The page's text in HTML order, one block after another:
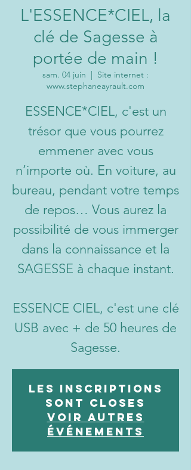
L'ESSENCE*CIEL, la
clé de Sagesse à
portée de main !
sam. 04 juin
  |
Site internet :
www.stephaneayrault.com
ESSENCE*CIEL, c'est un
trésor que vous pourrez
emmener avec vous
n’importe où. En voiture, au
bureau, pendant votre temps
de repos… Vous aurez la
possibilité de vous immerger
dans la connaissance et la
SAGESSE à chaque instant.
ESSENCE CIEL, c'est une clé
USB avec + de 50 heures de
Sagesse.
Les inscriptions
sont closes
Voir autres
événements